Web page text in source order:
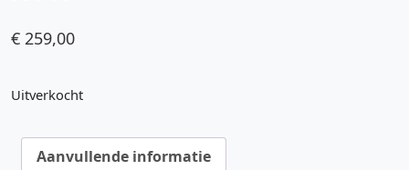
€ 259,00
Uitverkocht
Aanvullende informatie